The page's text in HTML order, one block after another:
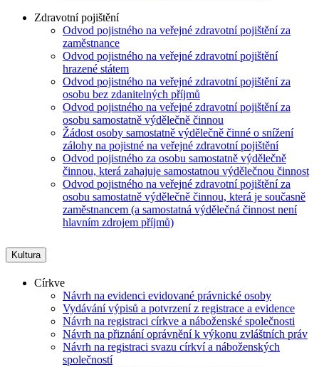
Zdravotní pojištění
Odvod pojistného na veřejné zdravotní pojištění za
zaměstnance
Odvod pojistného na veřejné zdravotní pojištění
hrazené státem
Odvod pojistného na veřejné zdravotní pojištění za
osobu bez zdanitelných příjmů
Odvod pojistného na veřejné zdravotní pojištění za
osobu samostatně výdělečně činnou
Žádost osoby samostatně výdělečně činné o snížení
zálohy na pojistné na veřejné zdravotní pojištění
Odvod pojistného za osobu samostatně výdělečně
činnou, která zahajuje samostatnou výdělečnou činnost
Odvod pojistného na veřejné zdravotní pojištění za
osobu samostatně výdělečně činnou, která je současně
zaměstnancem (a samostatná výdělečná činnost není
hlavním zdrojem příjmů)
Kultura
Církve
Návrh na evidenci evidované právnické osoby
Vydávání výpisů a potvrzení z registrace a evidence
Návrh na registraci církve a náboženské společnosti
Návrh na přiznání oprávnění k výkonu zvláštních práv
Návrh na registraci svazu církví a náboženských
společností